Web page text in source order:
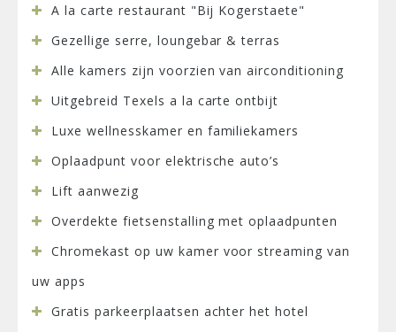
A la carte restaurant "Bij Kogerstaete"
Gezellige serre, loungebar & terras
Alle kamers zijn voorzien van airconditioning
Uitgebreid Texels a la carte ontbijt
Luxe wellnesskamer en familiekamers
Oplaadpunt voor elektrische auto’s
Lift aanwezig
Overdekte fietsenstalling met oplaadpunten
Chromekast op uw kamer voor streaming van
uw apps
Gratis parkeerplaatsen achter het hotel